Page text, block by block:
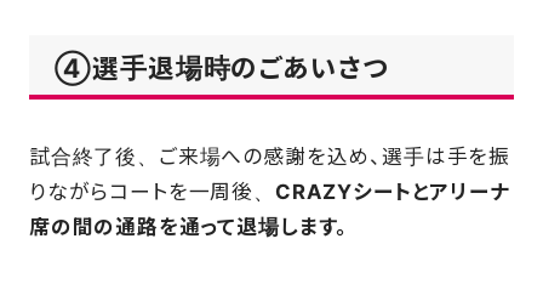
④選手退場時のごあいさつ
試合終了後、ご来場への感謝を込め、選手は手を振
りながらコートを一周後、 CRAZYシートとアリーナ
席の間の通路を通って退場します。